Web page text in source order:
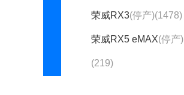
荣威RX3(停产)(1478)
荣威RX5 eMAX(停产)
(219)